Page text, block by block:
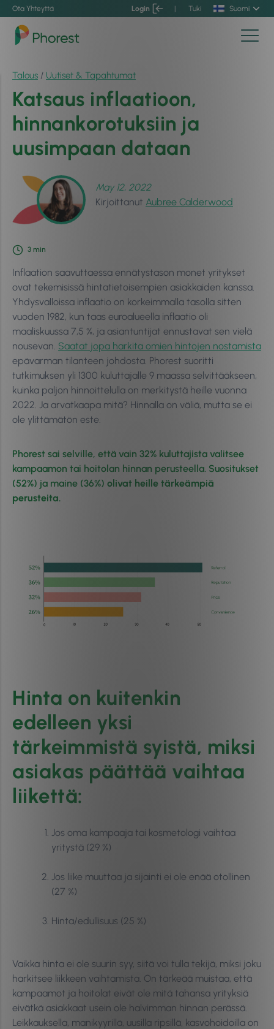
Ota Yhteyttä Login | Tuki Suomi
Talous / Uutiset & Tapahtumat
Katsaus inflaatioon,
hinnankorotuksiin ja
uusimpaan dataan
May 12, 2022
Kirjoittanut Aubree Calderwood
3 min
Inflaation saavuttaessa ennätystason monet yritykset
ovat tekemisissä hintatietoisempien asiakkaiden kanssa.
Yhdysvalloissa inflaatio on korkeimmalla tasolla sitten
vuoden 1982, kun taas euroalueella inflaatio oli
maaliskuussa 7,5 %, ja asiantuntijat ennustavat sen vielä
nousevan. Saatat jopa harkita omien hintojen nostamista
epävarman tilanteen johdosta. Phorest suoritti
tutkimuksen yli 1300 kuluttajalle 9 maassa selvittääkseen,
kuinka paljon hinnoittelulla on merkitystä heille vuonna
2022. Ja arvatkaapa mitä? Hinnalla on väliä, mutta se ei
ole ylittämätön este.
Phorest sai selville, että vain 32% kuluttajista valitsee
kampaamon tai hoitolan hinnan perusteella. Suositukset
(52%) ja maine (36%) olivat heille tärkeämpiä
perusteita.
Hinta on kuitenkin
edelleen yksi
tärkeimmistä syistä, miksi
asiakas päättää vaihtaa
liikettä:
Jos oma kampaaja tai kosmetologi vaihtaa
yritystä (29 %)
Jos liike muuttaa ja sijainti ei ole enää otollinen
(27 %)
Hinta/edullisuus (25 %)
Vaikka hinta ei ole suurin syy, siitä voi tulla tekijä, miksi joku
harkitsee liikkeen vaihtamista. On tärkeää muistaa, että
kampaamot ja hoitolat eivät ole mitä tahansa yrityksiä
eivätkä asiakkaat usein ole halvimman hinnan perässä.
Leikkauksella, manikyyrillä, uusilla ripsillä, kasvohoidoilla on